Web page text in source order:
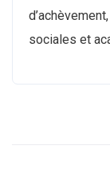
sociales et